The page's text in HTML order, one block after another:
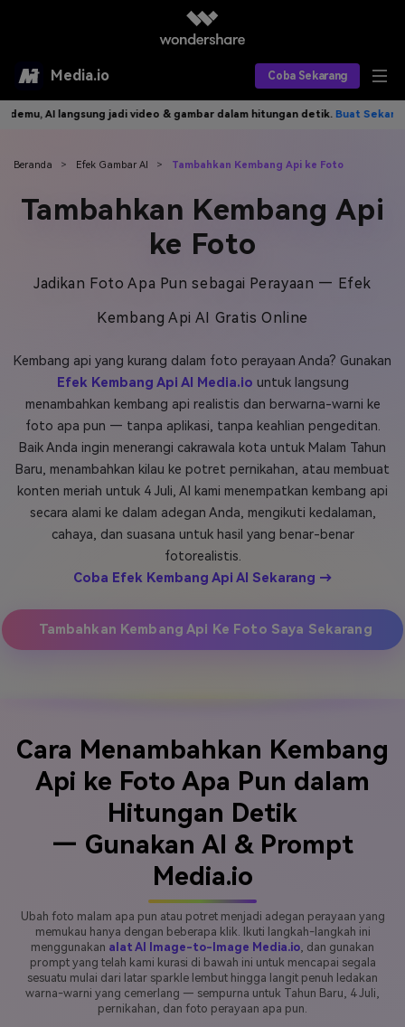
Media.io Coba Sekarang
Alat AI
AI Video
AI Gambar
Model AI yang Didukung
Produk AI
Asisten Video AI
Editor Gambar AI
Find More Solutions >>
Efek AI
Efek Foto
FAQs Hubungi Kami
Tips & Tutorial AI
Postingan Terbaru
Jelajahi Lebih Banyak >>
Harga
Masuk
Berkreasi dengan AI
langsung jadi video & gambar dalam hitungan detik.Buat Sekarang>>
Beranda > Efek Gambar AI > Tambahkan Kembang Api ke Foto
Tambahkan Kembang Api
ke Foto
Jadikan Foto Apa Pun sebagai Perayaan — Efek
Kembang Api AI Gratis Online
Kembang api yang kurang dalam foto perayaan Anda? Gunakan
Efek Kembang Api AI Media.io untuk langsung
menambahkan kembang api realistis dan berwarna-warni ke
foto apa pun — tanpa aplikasi, tanpa keahlian pengeditan.
Baik Anda ingin menerangi cakrawala kota untuk Malam Tahun
Baru, menambahkan kilau ke potret pernikahan, atau membuat
konten meriah untuk 4 Juli, AI kami menempatkan kembang api
secara alami ke dalam adegan Anda, mengikuti kedalaman,
cahaya, dan suasana untuk hasil yang benar-benar
fotorealistis.
Coba Efek Kembang Api AI Sekarang →
Tambahkan Kembang Api Ke Foto Saya Sekarang
Cara Menambahkan Kembang
Api ke Foto Apa Pun dalam
Hitungan Detik
— Gunakan AI & Prompt
Media.io
Ubah foto malam apa pun atau potret menjadi adegan perayaan yang
memukau hanya dengan beberapa klik. Ikuti langkah-langkah ini
menggunakan alat AI Image-to-Image Media.io , dan gunakan
prompt yang telah kami kurasi di bawah ini untuk mencapai segala
sesuatu mulai dari latar sparkle lembut hingga langit penuh ledakan
warna-warni yang cemerlang — sempurna untuk Tahun Baru, 4 Juli,
pernikahan, dan foto perayaan apa pun.